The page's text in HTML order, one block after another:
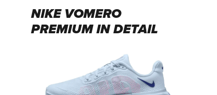
NIKE VOMERO
PREMIUM IN DETAIL